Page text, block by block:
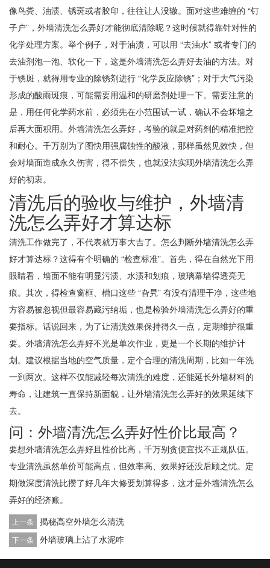
像鸟粪、油渍、锈斑或者胶印，往往让人没辙。面对这些难缠的 “钉
子户”，外墙清洗怎么弄好才能彻底清除呢？这时候就得靠针对性的
化学处理方案。举个例子，对于油渍，可以用 “去油水” 或者专门的
去油剂泡一泡、软化一下，这是外墙清洗怎么弄好去油的方法。对
于锈斑，就得用专业的除锈剂进行 “化学反应除锈”；对于大气污染
形成的酸雨斑痕，可能需要用温和的研磨剂处理一下。需要注意的
是，用任何化学药水前，必须先在小范围试一试，确认不会坏墙之
后再大面积用。外墙清洗怎么弄好，考验的就是对药剂的精准把控
和耐心。千万别为了图快用强腐蚀性的酸液，那样虽然见效快，但
会对墙面造成永久伤害，得不偿失，也就没法实现外墙清洗怎么弄
好的初衷。
清洗后的验收与维护，外墙清
洗怎么弄好才算达标
清洗工作做完了，不代表就万事大吉了。怎么判断外墙清洗怎么弄
好才算达标？这得有个明确的 “检查标准”。首先，得在自然光下用
眼睛看，墙面不能有明显污渍、水渍和划痕，玻璃幕墙得透亮无
痕。其次，得检查窗框、槽口这些 “旮旯” 有没有清理干净，这些地
方容易被忽视但最容易藏污纳垢，也是检验外墙清洗怎么弄好的重
要指标。话说回来，为了让清洗效果保持得久一点，定期维护很重
要。外墙清洗怎么弄好不光是单次作业，更是一个长期的维护计
划。建议根据当地的空气质量，定个合理的清洗周期，比如一年洗
一到两次。这样不仅能减轻每次清洗的难度，还能延长外墙材料的
寿命，让建筑一直保持新面貌，让外墙清洗怎么弄好的效果延续下
去。
问：外墙清洗怎么弄好性价比最高？
要想外墙清洗怎么弄好且性价比高，千万别贪便宜找不正规队伍。
专业清洗虽然单价可能高点，但效率高、效果好还没后顾之忧。定
期做深度清洗比攒了好几年大修要划算得多，这才是外墙清洗怎么
弄好的经济账。
上一条 揭秘高空外墙怎么清洗
下一条 外墙玻璃上沾了水泥咋